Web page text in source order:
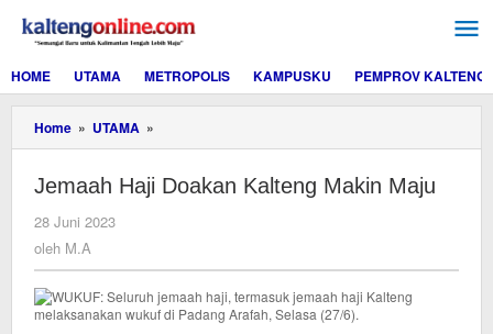
konten
HOME
UTAMA METROPOLIS KAMPUSKU PEMPROV KALTENG
Home » UTAMA »
Haji
Kalteng
Jemaah Haji Doakan Kalteng Makin Maju
28 Juni 2023
oleh M.A